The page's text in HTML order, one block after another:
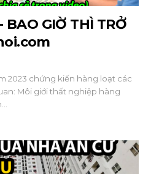
BAO GIỜ THÌ TRỞ
2023 chứng kiến hàng loạt các
Môi giới thất nghiệp hàng